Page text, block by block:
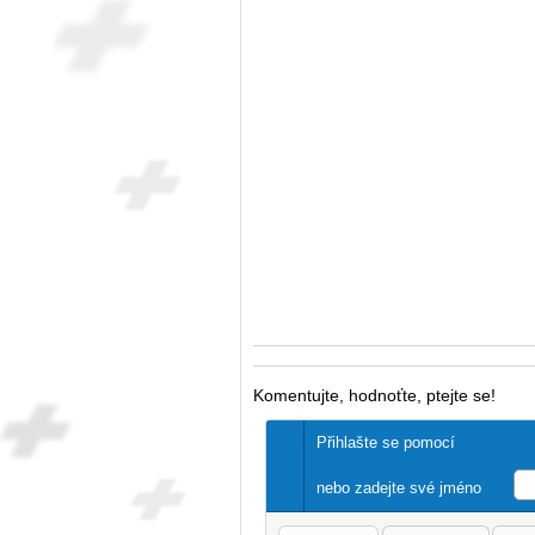
Komentujte, hodnoťte, ptejte se!
Přihlašte se pomocí
nebo zadejte své jméno